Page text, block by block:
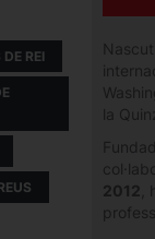
REI
la
2012